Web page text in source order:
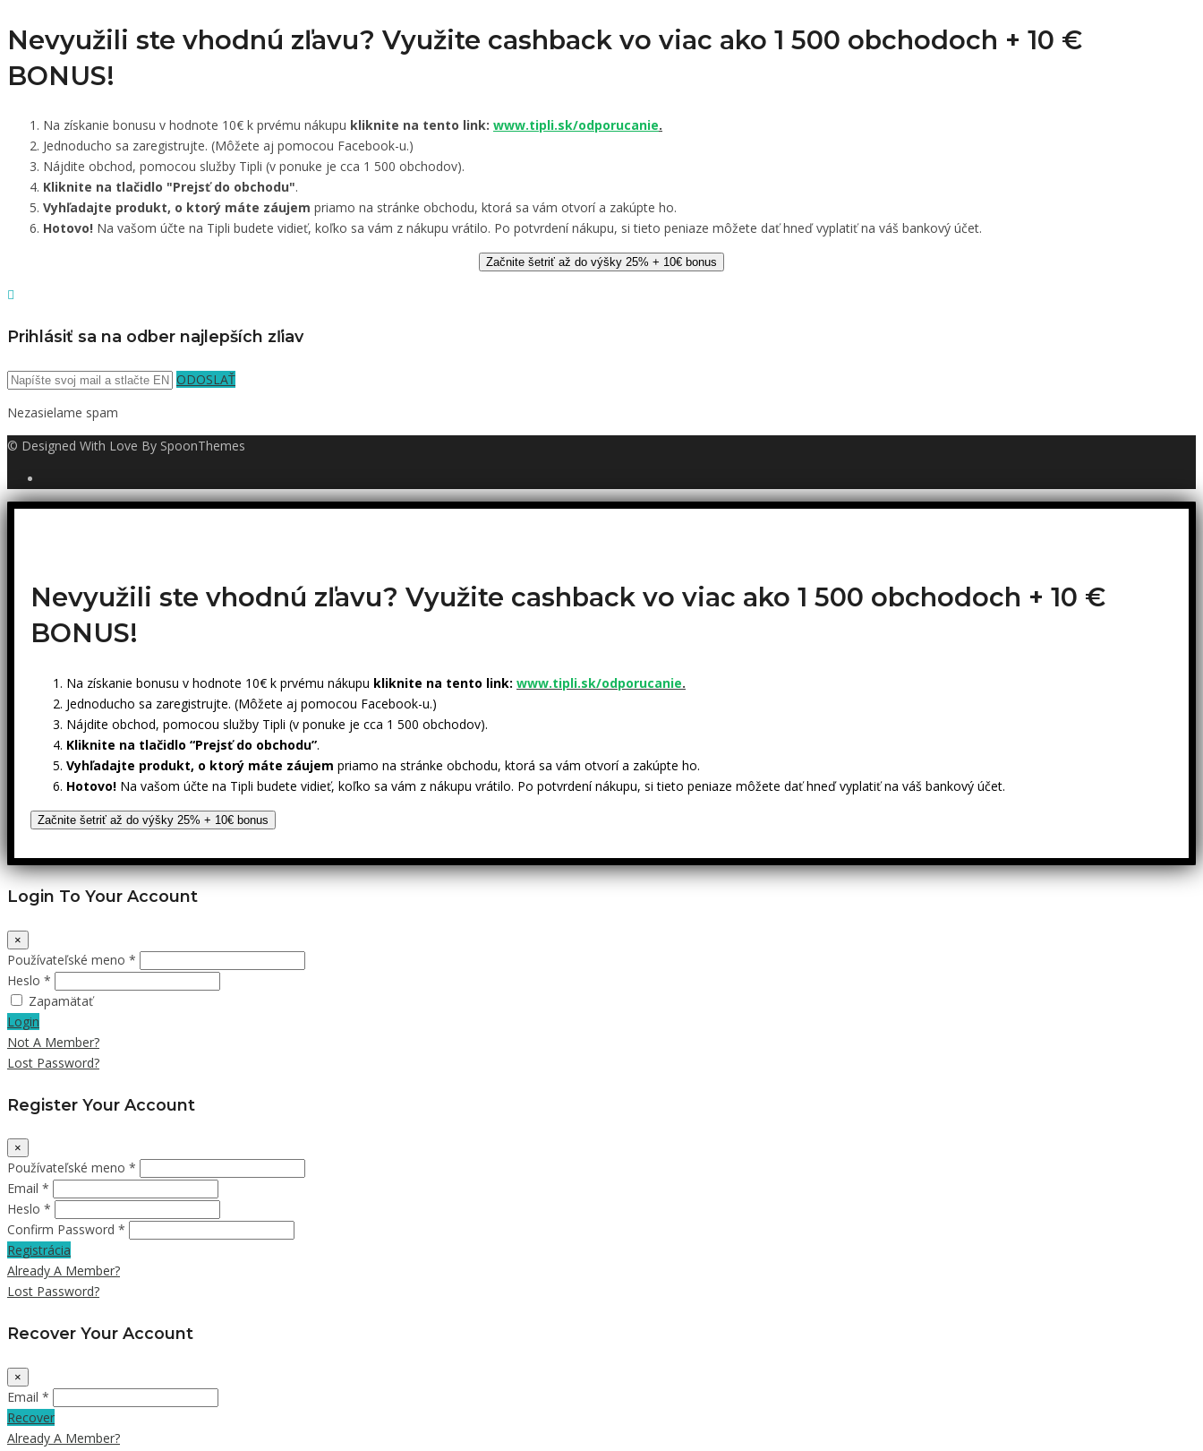
Nevyužili ste vhodnú zľavu? Využite cashback vo viac ako 1 500 obchodoch + 10 €
BONUS!
Na získanie bonusu v hodnote 10€ k prvému nákupu kliknite na tento link: www.tipli.sk/odporucanie.
Jednoducho sa zaregistrujte. (Môžete aj pomocou Facebook-u.)
Nájdite obchod, pomocou služby Tipli (v ponuke je cca 1 500 obchodov).
Kliknite na tlačidlo "Prejsť do obchodu".
Vyhľadajte produkt, o ktorý máte záujem priamo na stránke obchodu, ktorá sa vám otvorí a zakúpte ho.
Hotovo! Na vašom účte na Tipli budete vidieť, koľko sa vám z nákupu vrátilo. Po potvrdení nákupu, si tieto peniaze môžete dať hneď vyplatiť na váš bankový účet.
Začnite šetriť až do výšky 25% + 10€ bonus
Prihlásiť sa na odber najlepších zľiav
ODOSLAŤ
Nezasielame spam
© Designed With Love By SpoonThemes
Nevyužili ste vhodnú zľavu? Využite cashback vo viac ako 1 500 obchodoch + 10 €
BONUS!
Na získanie bonusu v hodnote 10€ k prvému nákupu kliknite na tento link: www.tipli.sk/odporucanie.
Jednoducho sa zaregistrujte. (Môžete aj pomocou Facebook-u.)
Nájdite obchod, pomocou služby Tipli (v ponuke je cca 1 500 obchodov).
Kliknite na tlačidlo “Prejsť do obchodu”.
Vyhľadajte produkt, o ktorý máte záujem priamo na stránke obchodu, ktorá sa vám otvorí a zakúpte ho.
Hotovo! Na vašom účte na Tipli budete vidieť, koľko sa vám z nákupu vrátilo. Po potvrdení nákupu, si tieto peniaze môžete dať hneď vyplatiť na váš bankový účet.
Začnite šetriť až do výšky 25% + 10€ bonus
Login To Your Account
×
Používateľské meno *
Heslo *
Zapamätať
Login
Not A Member?
Lost Password?
Register Your Account
×
Používateľské meno *
Email *
Heslo *
Confirm Password *
Registrácia
Already A Member?
Lost Password?
Recover Your Account
×
Email *
Recover
Already A Member?